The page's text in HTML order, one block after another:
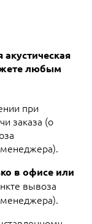
любым
при
заказа (о
менеджера).
в офисе или
вывоза
менеджера).